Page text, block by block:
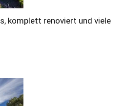
komplett renoviert und viele